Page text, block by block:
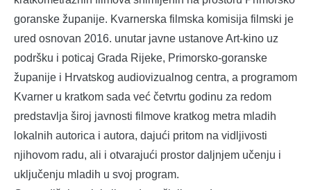
goranske županije. Kvarnerska filmska komisija filmski je
ured osnovan 2016. unutar javne ustanove Art-kino uz
podršku i poticaj Grada Rijeke, Primorsko-goranske
županije i Hrvatskog audiovizualnog centra, a programom
Kvarner u kratkom sada već četvrtu godinu za redom
predstavlja široj javnosti filmove kratkog metra mladih
lokalnih autorica i autora, dajući pritom na vidljivosti
njihovom radu, ali i otvarajući prostor daljnjem učenju i
uključenju mladih u svoj program.